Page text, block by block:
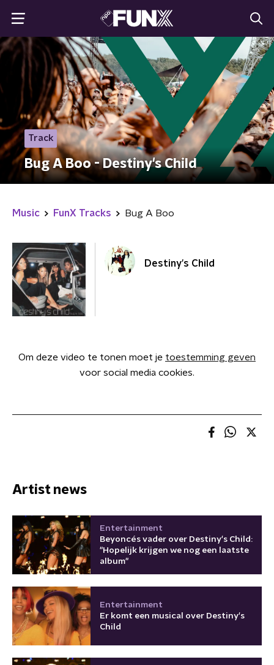
Track
Bug A Boo - Destiny's Child
Music FunX Tracks Bug A Boo
Destiny's Child
Om deze video te tonen moet je toestemming geven
voor social media cookies.
Artist news
Entertainment
Beyoncés vader over Destiny's Child:
"Hopelijk krijgen we nog een laatste
album"
Entertainment
Er komt een musical over Destiny's
Child